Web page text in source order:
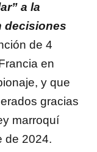
a la
decisiones
de 4
en
y que
gracias
marroquí
de 2024.